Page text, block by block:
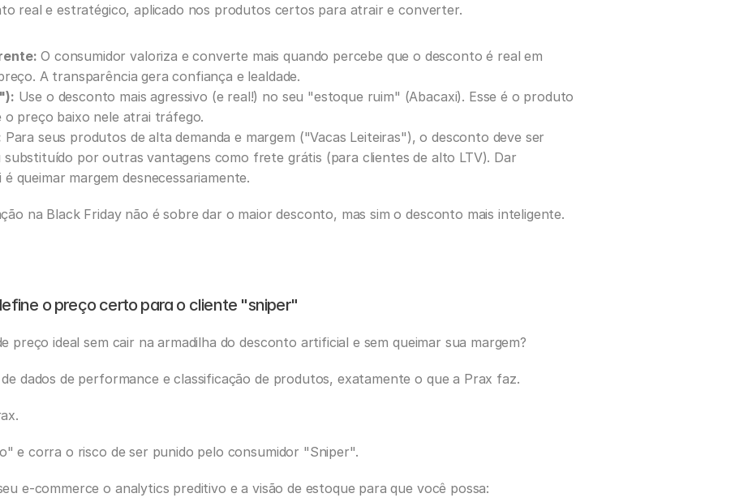
real e estratégico, aplicado nos produtos certos para atrair e converter.
O consumidor valoriza e converte mais quando percebe que o desconto é real em
A transparência gera confiança e lealdade.
Use o desconto mais agressivo (e real!) no seu "estoque ruim" (Abacaxi). Esse é o produto
o preço baixo nele atrai tráfego.
Para seus produtos de alta demanda e margem ("Vacas Leiteiras"), o desconto deve ser
por outras vantagens como frete grátis (para clientes de alto LTV). Dar
queimar margem desnecessariamente.
na Black Friday não é sobre dar o maior desconto, mas sim o desconto mais inteligente.
o preço certo para o cliente "sniper"
preço ideal sem cair na armadilha do desconto artificial e sem queimar sua margem?
dados de performance e classificação de produtos, exatamente o que a Prax faz.
e corra o risco de ser punido pelo consumidor "Sniper".
e-commerce o analytics preditivo e a visão de estoque para que você possa: